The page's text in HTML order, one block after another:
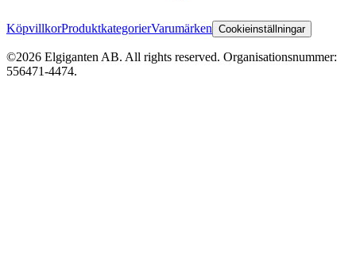
KöpvillkorProduktkategorierVarumärken Cookieinställningar
©2026 Elgiganten AB. All rights reserved. Organisationsnummer:
556471-4474.